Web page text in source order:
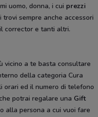
uomo, donna, i cui prezzi
sempre anche accessori
corrector e tanti altri.
vicino a te basta consultare
della categoria Cura
orari ed il numero di telefono
potrai regalare una Gift
alla persona a cui vuoi fare